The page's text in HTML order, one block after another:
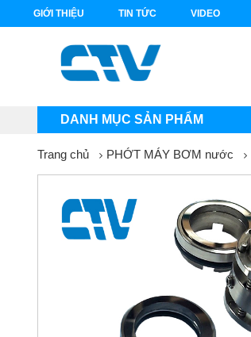
GIỚI THIỆU TIN TỨC VIDEO
DANH MỤC SẢN PHẨM
Trang chủ PHỚT MÁY BƠM nước